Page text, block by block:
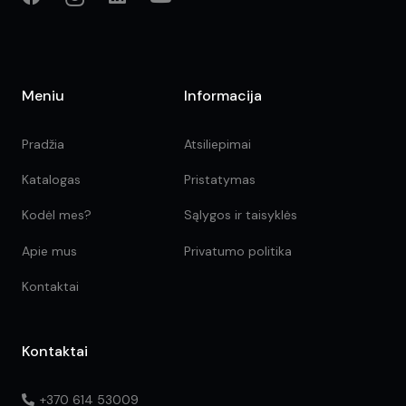
Meniu
Pradžia
Katalogas
Kodėl mes?
Apie mus
Kontaktai
Informacija
Atsiliepimai
Pristatymas
Sąlygos ir taisyklės
Privatumo politika
Kontaktai
+370 614 53009